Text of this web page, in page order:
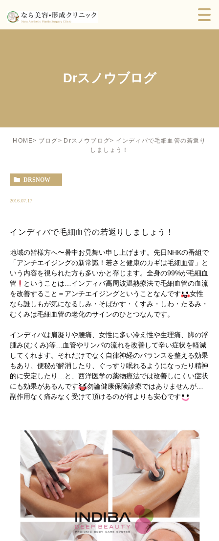
Drスノウブログ
HOME ブログ Drスノウブログ
インディバで毛細血管の若返り
しましょう！
DRSNOW
2016.07.17
インディバで毛細血管の若返りしましょう！
地域の皆様方へ〜暑中お見舞い申し上げます。先日NHKの番組で
「アンチエイジングの新常識！若さと健康のカギは毛細血管」と
いう内容を視られた方も多いかと存じます。全身の99%が毛細血
管
ということは…インディバ高周波温熱療法で毛細血管の血流
を改善すること＝アンチエイジングということなんです
女性
なら誰しもが気になるしみ・そばかす・くすみ・しわ・たるみ・
むくみは毛細血管の老化のサインのひとつなんです。
インディバは肩凝りや腰痛、女性に多い冷え性や生理痛、脚の浮
腫み(むくみ)等…血管やリンパの流れを改善して辛い症状を軽減
してくれます。それだけでなく自律神経のバランスを整える効果
もあり、便秘が解消したり、ぐっすり眠れるようになったり精神
的に安定したり…と、西洋医学の薬物療法では改善しにくい症状
にも効果があるんです
勿論健康保険診療ではありませんが…
副作用なく痛みなく受けて頂けるのが何よりも安心です